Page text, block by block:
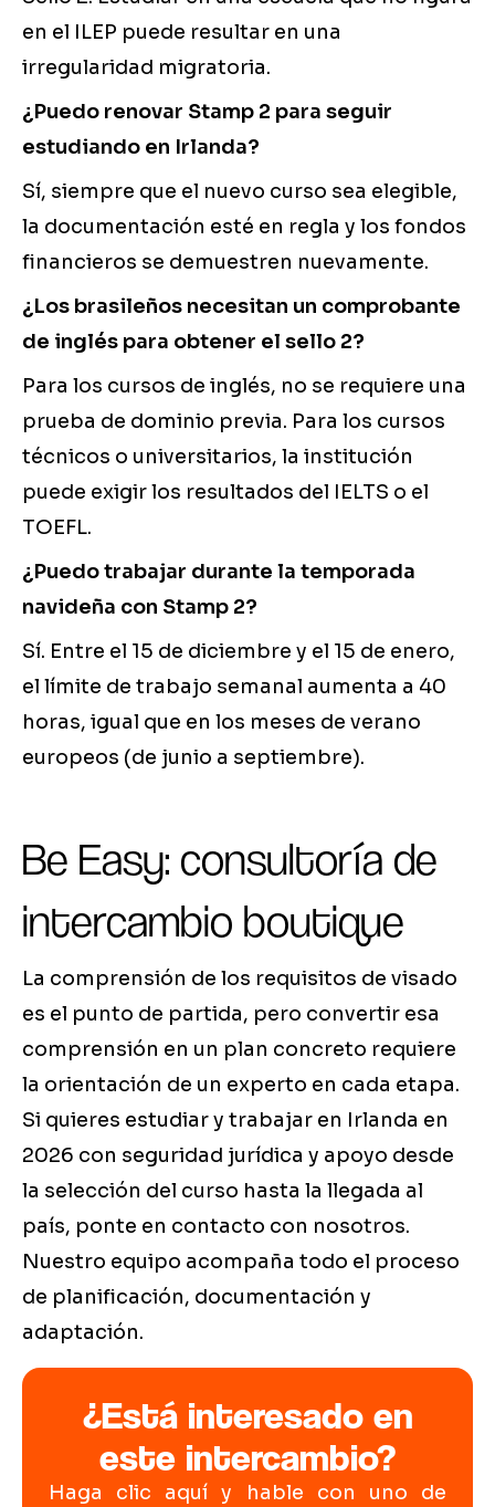
en el ILEP puede resultar en una
irregularidad migratoria.
¿Puedo renovar Stamp 2 para seguir
estudiando en Irlanda?
Sí, siempre que el nuevo curso sea elegible,
la documentación esté en regla y los fondos
financieros se demuestren nuevamente.
¿Los brasileños necesitan un comprobante
de inglés para obtener el sello 2?
Para los cursos de inglés, no se requiere una
prueba de dominio previa. Para los cursos
técnicos o universitarios, la institución
puede exigir los resultados del IELTS o el
TOEFL.
¿Puedo trabajar durante la temporada
navideña con Stamp 2?
Sí. Entre el 15 de diciembre y el 15 de enero,
el límite de trabajo semanal aumenta a 40
horas, igual que en los meses de verano
europeos (de junio a septiembre).
Be Easy: consultoría de
intercambio boutique
La comprensión de los requisitos de visado
es el punto de partida, pero convertir esa
comprensión en un plan concreto requiere
la orientación de un experto en cada etapa.
Si quieres estudiar y trabajar en Irlanda en
2026 con seguridad jurídica y apoyo desde
la selección del curso hasta la llegada al
país, ponte en contacto con nosotros.
Nuestro equipo acompaña todo el proceso
de planificación, documentación y
adaptación.
¿Está interesado en
este intercambio?
Haga clic aquí y hable con uno de